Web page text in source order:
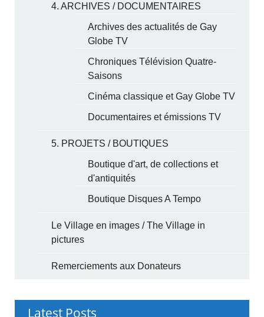
4. ARCHIVES / DOCUMENTAIRES
Archives des actualités de Gay
Globe TV
Chroniques Télévision Quatre-
Saisons
Cinéma classique et Gay Globe TV
Documentaires et émissions TV
5. PROJETS / BOUTIQUES
Boutique d'art, de collections et
d'antiquités
Boutique Disques A Tempo
Le Village en images / The Village in
pictures
Remerciements aux Donateurs
Latest Posts